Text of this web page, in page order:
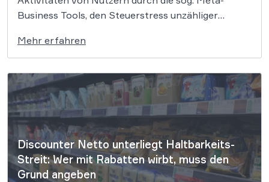
Business Tools, den Steuerstress unzähliger
Flankiert wurde dies von knackigen
Einschätzungen zu Daten- und Plattformrecht,
Satire & Urheberrecht, Gaming,
Verbraucherschutz, Arbeits- und Reiserecht sowie
Sportrecht. Es war […]
Mehr erfahren
Discounter Netto unterliegt Haltbarkeits-
Streit: Wer mit Rabatten wirbt, muss den
Grund angeben